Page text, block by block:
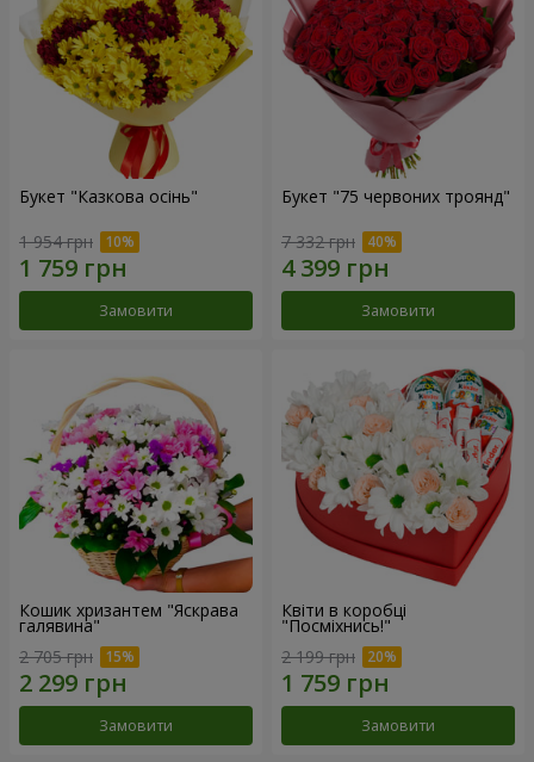
Букет "Казкова осінь"
1 954 грн
Замовити
Букет "75 червоних троянд"
7 332 грн
Замовити
Кошик хризантем "Яскрава
галявина"
2 705 грн
Замовити
Квіти в коробці
"Посміхнись!"
2 199 грн
Замовити